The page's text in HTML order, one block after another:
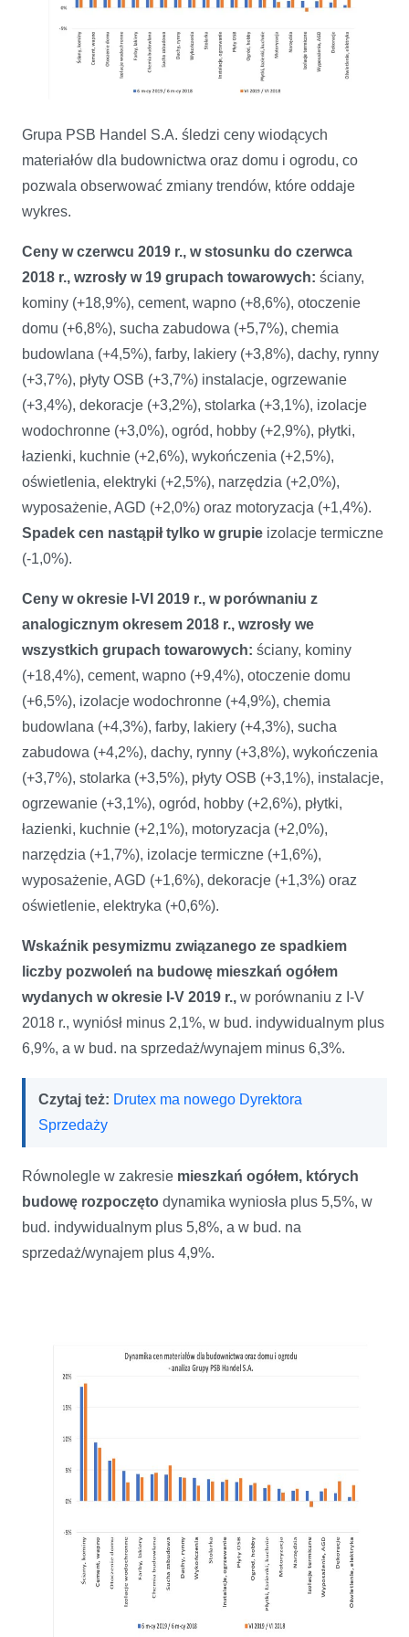
czerwcu 2019 – analiza PSB
Grupa PSB Handel S.A. śledzi ceny wiodących
materiałów dla budownictwa oraz domu i ogrodu, co
pozwala obserwować zmiany trendów, które oddaje
wykres.
Ceny w czerwcu 2019 r., w stosunku do czerwca
2018 r., wzrosły w 19 grupach towarowych: ściany,
kominy (+18,9%), cement, wapno (+8,6%), otoczenie
domu (+6,8%), sucha zabudowa (+5,7%), chemia
budowlana (+4,5%), farby, lakiery (+3,8%), dachy, rynny
(+3,7%), płyty OSB (+3,7%) instalacje, ogrzewanie
(+3,4%), dekoracje (+3,2%), stolarka (+3,1%), izolacje
wodochronne (+3,0%), ogród, hobby (+2,9%), płytki,
łazienki, kuchnie (+2,6%), wykończenia (+2,5%),
oświetlenia, elektryki (+2,5%), narzędzia (+2,0%),
wyposażenie, AGD (+2,0%) oraz motoryzacja (+1,4%).
Spadek cen nastąpił tylko w grupie izolacje termiczne
(-1,0%).
Ceny w okresie I-VI 2019 r., w porównaniu z
analogicznym okresem 2018 r., wzrosły we
wszystkich grupach towarowych: ściany, kominy
(+18,4%), cement, wapno (+9,4%), otoczenie domu
(+6,5%), izolacje wodochronne (+4,9%), chemia
budowlana (+4,3%), farby, lakiery (+4,3%), sucha
zabudowa (+4,2%), dachy, rynny (+3,8%), wykończenia
(+3,7%), stolarka (+3,5%), płyty OSB (+3,1%), instalacje,
ogrzewanie (+3,1%), ogród, hobby (+2,6%), płytki,
łazienki, kuchnie (+2,1%), motoryzacja (+2,0%),
narzędzia (+1,7%), izolacje termiczne (+1,6%),
wyposażenie, AGD (+1,6%), dekoracje (+1,3%) oraz
oświetlenie, elektryka (+0,6%).
Wskaźnik pesymizmu związanego ze spadkiem
liczby pozwoleń na budowę mieszkań ogółem
wydanych w okresie I-V 2019 r., w porównaniu z I-V
2018 r., wyniósł minus 2,1%, w bud. indywidualnym plus
6,9%, a w bud. na sprzedaż/wynajem minus 6,3%.
Czytaj też: Drutex ma nowego Dyrektora
Sprzedaży
Równolegle w zakresie mieszkań ogółem, których
budowę rozpoczęto dynamika wyniosła plus 5,5%, w
bud. indywidualnym plus 5,8%, a w bud. na
sprzedaż/wynajem plus 4,9%.